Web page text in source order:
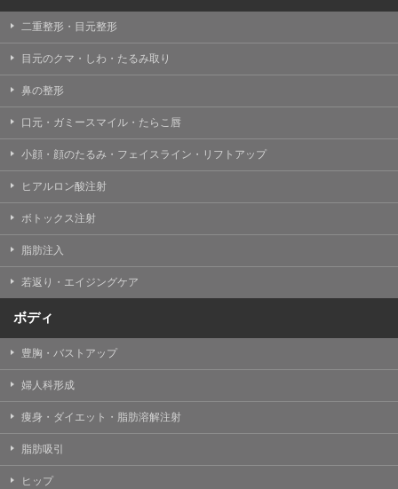
TCBグループは、個人情報保護法その他の法令により認
められる場合を除き、患者様の同意なしに、取得情報を
ん。
【個人情報の開示・訂正・利用停止について】
TCBグループは、本人の申し出により個人情報に関する
開示、訂正、更新、削除、利用停止その他お問い合わせ
について、これを適切に対応します。
【Cookie(クッキー)について】
Cookieは、一般的にインターネット閲覧を行う際、又は
の閲覧情報を記憶させておく機能です。
TCBグループでは、Cookie及び類似技術を使用して収集
を分析し、パフォーマンス改善や、WEBサイトを通じて
提供するサービスの向上・改善のため、Cookieを使用す
ることがあります。ご使用のブラウザによりCookieを無
ジが正しく表示されなくなる場合がありますのでご留意
ください。
TCBグループが運営するWEBサイトでは、アクセスログ
として患者様の履歴情報をサーバ上に記録しています。
アクセスログはWEBサイトの保守管理や利用状況に関す
る統計分析のために使用されます。それ以外の目的で使
用されることはありません。
二重整形・目元整形
目元のクマ・しわ・たるみ取り
鼻の整形
口元・ガミースマイル・たらこ唇
小顔・顔のたるみ・フェイスライン・リフトアップ
ヒアルロン酸注射
ボトックス注射
脂肪注入
若返り・エイジングケア
ボディ
豊胸・バストアップ
婦人科形成
痩身・ダイエット・脂肪溶解注射
脂肪吸引
ヒップ